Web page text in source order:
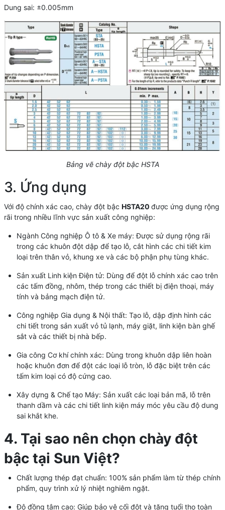
Dung sai: ±0.005mm
Bảng vẽ chày đột bậc HSTA
3. Ứng dụng
Với độ chính xác cao, chày đột bậc HSTA20 được ứng dụng rộng
rãi trong nhiều lĩnh vực sản xuất công nghiệp:
Ngành Công nghiệp Ô tô & Xe máy: Được sử dụng rộng rãi
trong các khuôn đột dập để tạo lỗ, cắt hình các chi tiết kim
loại trên thân vỏ, khung xe và các bộ phận phụ tùng khác.
Sản xuất Linh kiện Điện tử: Dùng để đột lỗ chính xác cao trên
các tấm đồng, nhôm, thép trong các thiết bị điện thoại, máy
tính và bảng mạch điện tử.
Công nghiệp Gia dụng & Nội thất: Tạo lỗ, dập định hình các
chi tiết trong sản xuất vỏ tủ lạnh, máy giặt, linh kiện bàn ghế
sắt và các thiết bị nhà bếp.
Gia công Cơ khí chính xác: Dùng trong khuôn dập liên hoàn
hoặc khuôn đơn để đột các loại lỗ tròn, lỗ đặc biệt trên các
tấm kim loại có độ cứng cao.
Xây dựng & Chế tạo Máy: Sản xuất các loại bản mã, lỗ trên
thanh dầm và các chi tiết linh kiện máy móc yêu cầu độ dung
sai khắt khe.
4. Tại sao nên chọn chày đột
bậc tại Sun Việt?
Chất lượng thép đạt chuẩn: 100% sản phẩm làm từ thép chính
phẩm, quy trình xử lý nhiệt nghiêm ngặt.
Độ đồng tâm cao: Giúp bảo vệ cối đột và tăng tuổi thọ toàn